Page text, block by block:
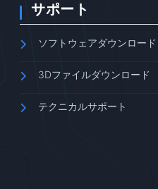
サポート
ソフトウェアダウンロード
3Dファイルダウンロード
テクニカルサポート